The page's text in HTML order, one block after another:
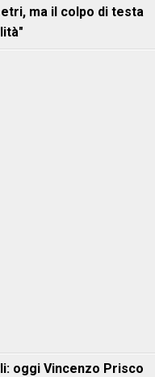
ma il colpo di testa
oggi Vincenzo Prisco